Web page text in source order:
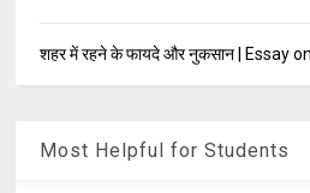
शहर में रहने के फायदे और नुकसान | Essay
Most Helpful for Students